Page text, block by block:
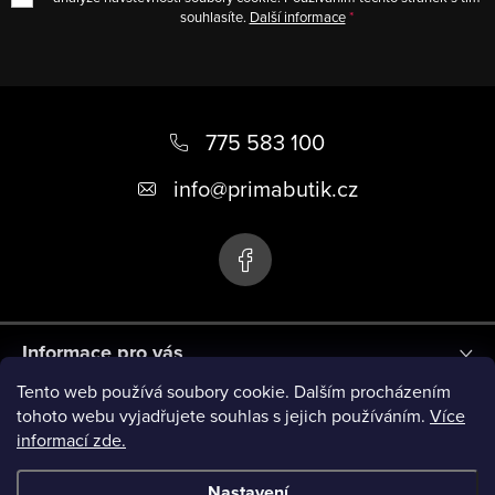
Tento web používá soubory cookie. Dalším procházením
tohoto webu vyjadřujete souhlas s jejich používáním. Více
informací zde.
souhlasíte. Další informace
775 583 100
info@primabutik.cz
Informace pro vás
Blog
Novinky